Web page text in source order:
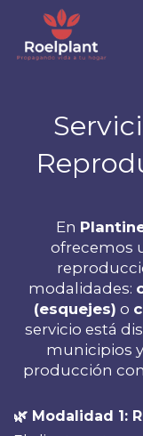
En
ofrecemos
modalidades:
(esquejes) o
servicio está
municipios
producción
🌿 Modalidad 1: